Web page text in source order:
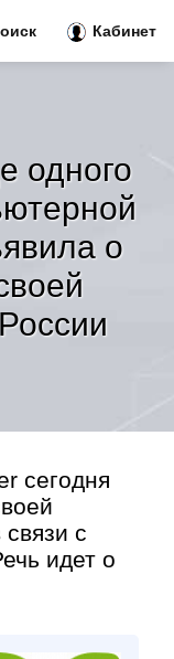
одного
о
сегодня
с
идет о
Кабинет